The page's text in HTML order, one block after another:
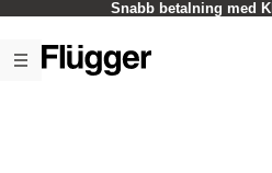
Snabb betalning med